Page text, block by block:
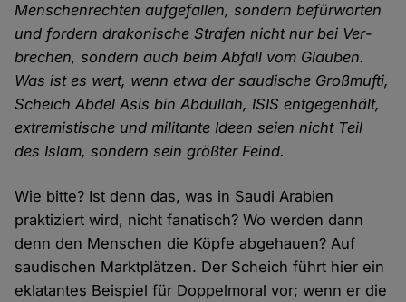
Menschen­rechten aufge­fallen, sondern befür­worten
und fordern drako­nische Strafen nicht nur bei Ver­
brechen, sondern auch beim Abfall vom Glauben.
Was ist es wert, wenn etwa der saudische Großmufti,
Scheich Abdel Asis bin Abdullah, ISIS entgegen­hält,
extremistische und militante Ideen seien nicht Teil
des Islam, sondern sein größter Feind.
Wie bitte? Ist denn das, was in Saudi Arabien
praktiziert wird, nicht fanatisch? Wo werden dann
denn den Menschen die Köpfe abge­hauen? Auf
saudischen Marktplätzen. Der Scheich führt hier ein
eklatantes Beispiel für Doppel­moral vor; wenn er die